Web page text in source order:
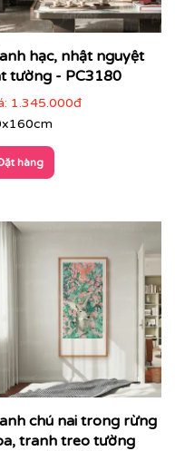
tinh thần, tăng cảm
hạc, nhật nguyệt
tường - PC3180
1.345.000đ
hàng
chú nai trong rừng
tranh treo tường